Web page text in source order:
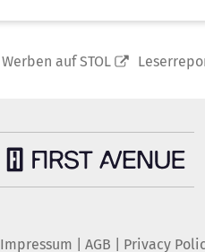
Werben auf STOL
Impressum AGB Privacy